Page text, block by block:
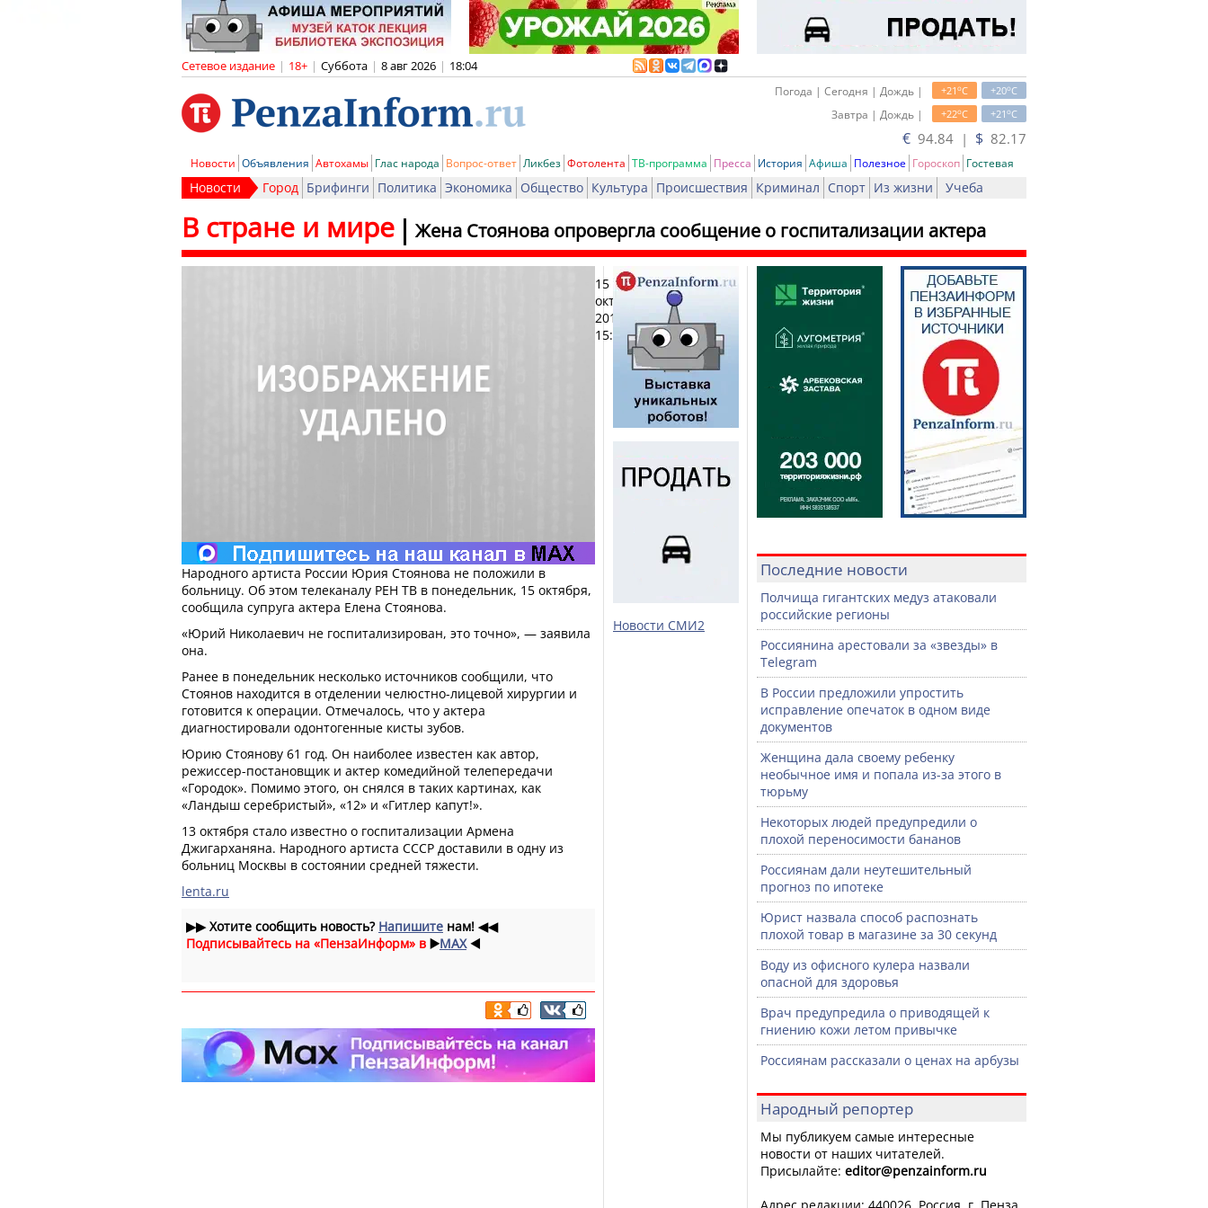
Сетевое издание | 18+ | Суббота | 8 авг 2026 | 18:04
+20oC
+21oC
Погода | Сегодня | Дождь |
+21oC
+22oC
Завтра | Дождь |
€ 94.84 | $ 82.17
Новости Объявления Автохамы Глас народа Вопрос-ответ Ликбез Фотолента ТВ-программа Пресса История Афиша Полезное Гороскоп Гостевая
Новости Город Брифинги Политика Экономика Общество Культура Происшествия Криминал Спорт Из жизни Учеба
Жена Стоянова опровергла сообщение о госпитализации актера
В стране и мире
15
октября
2018,
15:59
Печать
Народного артиста России Юрия Стоянова не положили в
больницу. Об этом телеканалу РЕН ТВ в понедельник, 15 октября,
сообщила супруга актера Елена Стоянова.
«Юрий Николаевич не госпитализирован, это точно», — заявила
она.
Ранее в понедельник несколько источников сообщили, что
Стоянов находится в отделении челюстно-лицевой хирургии и
готовится к операции. Отмечалось, что у актера
диагностировали одонтогенные кисты зубов.
Юрию Стоянову 61 год. Он наиболее известен как автор,
режиссер-постановщик и актер комедийной телепередачи
«Городок». Помимо этого, он снялся в таких картинах, как
«Ландыш серебристый», «12» и «Гитлер капут!».
13 октября стало известно о госпитализации Армена
Джигарханяна. Народного артиста СССР доставили в одну из
больниц Москвы в состоянии средней тяжести.
lenta.ru
▶▶Хотите сообщить новость? Напишите нам! ◀◀
Подписывайтесь на «ПензаИнформ» в ▶️MAX ◀️
Новости СМИ2
Последние новости
Полчища гигантских медуз атаковали
российские регионы
Россиянина арестовали за «звезды» в
Telegram
В России предложили упростить
исправление опечаток в одном виде
документов
Женщина дала своему ребенку
необычное имя и попала из-за этого в
тюрьму
Некоторых людей предупредили о
плохой переносимости бананов
Россиянам дали неутешительный
прогноз по ипотеке
Юрист назвала способ распознать
плохой товар в магазине за 30 секунд
Воду из офисного кулера назвали
опасной для здоровья
Врач предупредила о приводящей к
гниению кожи летом привычке
Россиянам рассказали о ценах на арбузы
Народный репортер
Мы публикуем самые интересные
новости от наших читателей.
Присылайте: editor@penzainform.ru